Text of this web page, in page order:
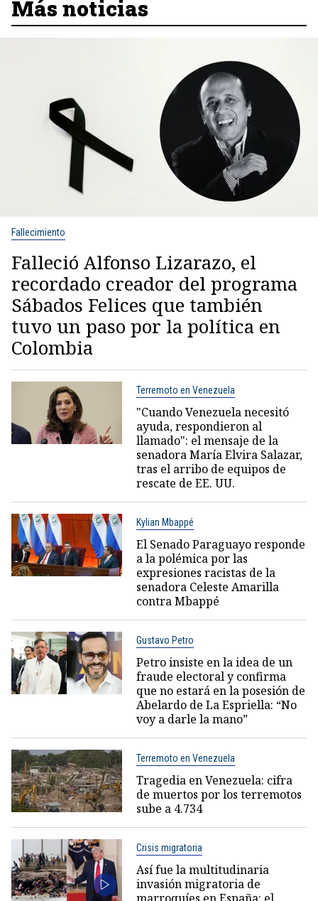
Más noticias
Fallecimiento
Falleció Alfonso Lizarazo, el
recordado creador del programa
Sábados Felices que también
tuvo un paso por la política en
Colombia
Terremoto en Venezuela
"Cuando Venezuela necesitó
ayuda, respondieron al
llamado": el mensaje de la
senadora María Elvira Salazar,
tras el arribo de equipos de
rescate de EE. UU.
Kylian Mbappé
El Senado Paraguayo responde
a la polémica por las
expresiones racistas de la
senadora Celeste Amarilla
contra Mbappé
Gustavo Petro
Petro insiste en la idea de un
fraude electoral y confirma
que no estará en la posesión de
Abelardo de La Espriella: “No
voy a darle la mano”
Terremoto en Venezuela
Tragedia en Venezuela: cifra
de muertos por los terremotos
sube a 4.734
Crisis migratoria
Así fue la multitudinaria
invasión migratoria de